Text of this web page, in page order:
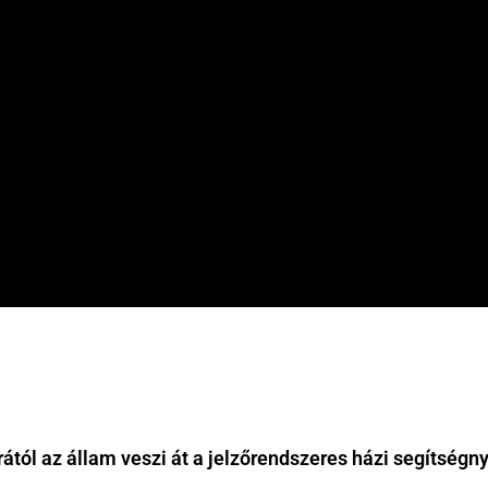
az állam veszi át a jelzőrendszeres házi